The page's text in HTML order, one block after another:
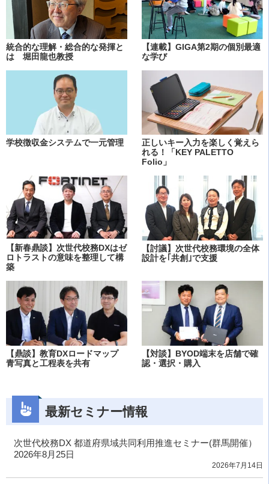
統合的な理解・総合的な発揮と
は 堀田龍也教授
【連載】GIGA第2期の個別最適
な学び
学校徴収金システムで一元管理
正しいキー入力を楽しく覚えら
れる！「KEY PALETTO
Folio」
【新春鼎談】次世代校務DXはゼ
ロトラストの意味を整理して構
築
【討議】次世代校務環境の全体
設計を｢共創｣で支援
【鼎談】教育DXロードマップ
青写真と工程表を共有
【対談】BYOD端末を店舗で確
認・選択・購入
最新セミナー情報
次世代校務DX 都道府県域共同利用推進セミナー(群馬開催）
2026年8月25日
2026年7月14日